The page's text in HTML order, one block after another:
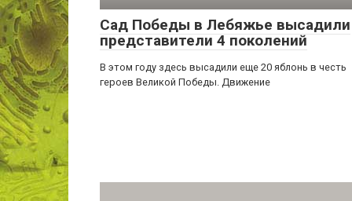
Сад Победы в Лебяжье высадили
представители 4 поколений
В этом году здесь высадили еще 20 яблонь в честь
героев Великой Победы. Движение